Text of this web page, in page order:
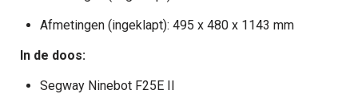
Afmetingen (ingeklapt): 495 x 480 x 1143 mm
In de doos:
Segway Ninebot F25E II